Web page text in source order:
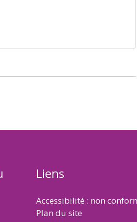
Liens
Accessibilité : non
Plan du site